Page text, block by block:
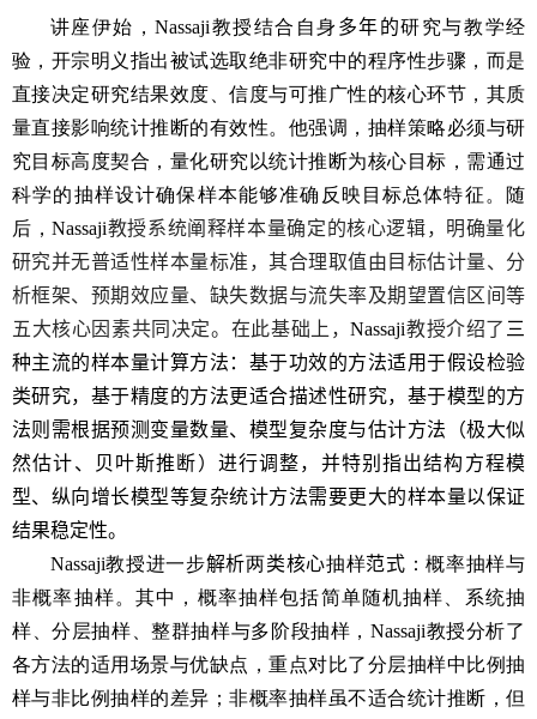
讲座伊始，Nassaji教授结合自身多年的研究与教学经
验，开宗明义指出被试选取绝非研究中的程序性步骤，而是
直接决定研究结果效度、信度与可推广性的核心环节，其质
量直接影响统计推断的有效性。他强调，抽样策略必须与研
究目标高度契合，量化研究以统计推断为核心目标，需通过
科学的抽样设计确保样本能够准确反映目标总体特征。随
后，Nassaji教授系统阐释样本量确定的核心逻辑，明确量化
研究并无普适性样本量标准，其合理取值由目标估计量、分
析框架、预期效应量、缺失数据与流失率及期望置信区间等
五大核心因素共同决定。 在此基础上，Nassaji教授介绍了 三
种主流的样本量计算方法：基于功效的方法适用于假设检验
类研究，基于精度的方法更适合描述性研究，基于模型的方
法则需根据预测变量数量、模型复杂度与估计方法（极大似
然估计、贝叶斯推断）进行调整，并特别指出结构方程模
型、纵向增长模型等复杂统计方法需要更大的样本量以保证
结果稳定性。
Nassaji教授进一步解析两类核心抽样范式 ：概率抽样与
非概率抽样。其中，概率抽样包括简单随机抽样、系统抽
样、分层抽样、整群抽样与多阶段抽样， Nassaji教授分析了
各方法的适用场景与优缺点，重点对比了分层抽样中比例抽
样与非比例抽样的差异；非概率抽样虽不适合统计推断，但